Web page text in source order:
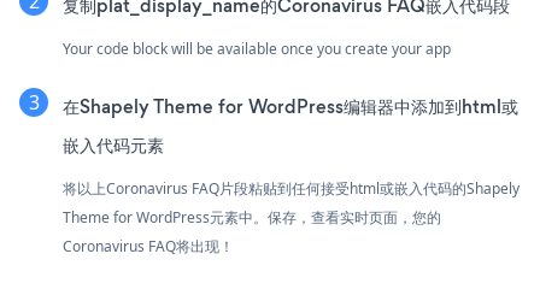
复制plat_display_name的Coronavirus FAQ嵌入代码段
Your code block will be available once you create your app
在Shapely Theme for WordPress编辑器中添加到html或
嵌入代码元素
将以上Coronavirus FAQ片段粘贴到任何接受html或嵌入代码的Shapely
Theme for WordPress元素中。保存，查看实时页面，您的
Coronavirus FAQ将出现！